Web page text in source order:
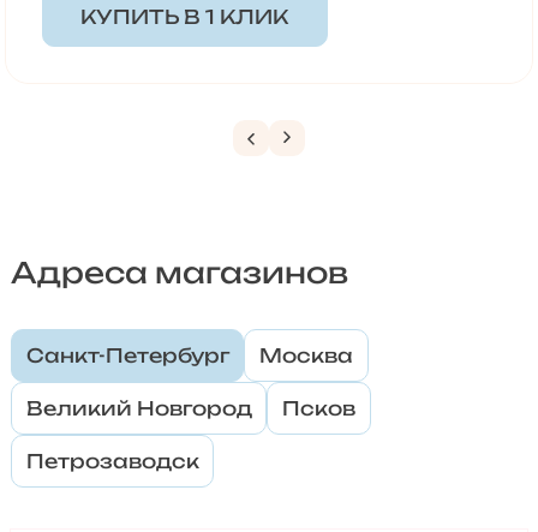
КУПИТЬ В 1 КЛИК
Адреса магазинов
Санкт-Петербург Москва
Великий Новгород Псков
Петрозаводск